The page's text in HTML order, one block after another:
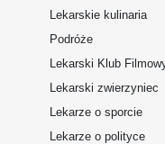
Lekarskie kulinaria
Podróże
Lekarski Klub
Lekarski zwierzyniec
Lekarze o sporcie
Lekarze o polityce